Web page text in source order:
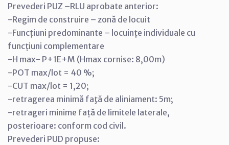
Prevederi PUZ –RLU aprobate anterior:
-Regim de construire – zonă de locuit
-Funcțiuni predominante – locuințe individuale cu
funcțiuni complementare
-H max- P+1E+M (Hmax cornise: 8,00m)
-POT max/lot = 40 %;
-CUT max/lot = 1,20;
-retragerea minimă faţă de aliniament: 5m;
-retrageri minime față de limitele laterale,
posterioare: conform cod civil.
Prevederi PUD propuse: